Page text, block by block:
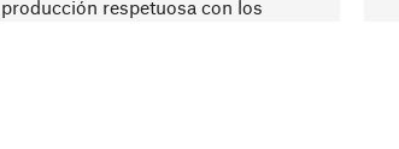
producción respetuosa con los